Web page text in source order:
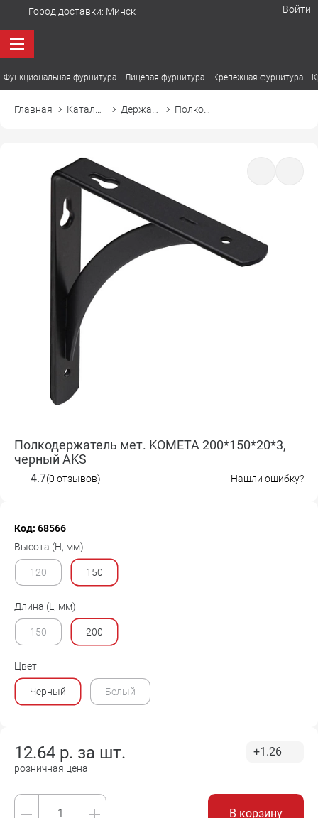
Город доставки: Минск Войти
Функциональная фурнитура Лицевая фурнитура Крепежная фурнитура
Главная
Полкодержатель мет. KOMETA 200*150*20*3,
черный AKS
4.7(0 отзывов) Нашли ошибку?
Код: 68566
Высота (H, мм)
120 150
Длина (L, мм)
150 200
Цвет
Черный Белый
12.64 р. за шт.
розничная цена
+1.26
В корзину